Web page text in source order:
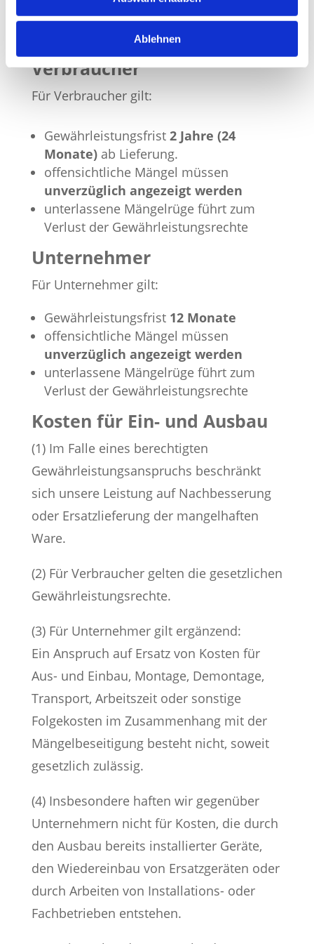
Ablehnen
Mängelhaftung
Verbraucher
Für Verbraucher gilt:
Gewährleistungsfrist 2 Jahre (24
Monate)ab Lieferung.
offensichtliche Mängel müssen
unverzüglich angezeigt werden
unterlassene Mängelrüge führt zum
Verlust der Gewährleistungsrechte
Unternehmer
Für Unternehmer gilt:
Gewährleistungsfrist 12 Monate
offensichtliche Mängel müssen
unverzüglich angezeigt werden
unterlassene Mängelrüge führt zum
Verlust der Gewährleistungsrechte
Kosten für Ein- und Ausbau
(1) Im Falle eines berechtigten
Gewährleistungsanspruchs beschränkt
sich unsere Leistung auf Nachbesserung
oder Ersatzlieferung der mangelhaften
Ware.
(2) Für Verbraucher gelten die gesetzlichen
Gewährleistungsrechte.
(3) Für Unternehmer gilt ergänzend:
Ein Anspruch auf Ersatz von Kosten für
Aus- und Einbau, Montage, Demontage,
Transport, Arbeitszeit oder sonstige
Folgekosten im Zusammenhang mit der
Mängelbeseitigung besteht nicht, soweit
gesetzlich zulässig.
(4) Insbesondere haften wir gegenüber
Unternehmern nicht für Kosten, die durch
den Ausbau bereits installierter Geräte,
den Wiedereinbau von Ersatzgeräten oder
durch Arbeiten von Installations- oder
Fachbetrieben entstehen.